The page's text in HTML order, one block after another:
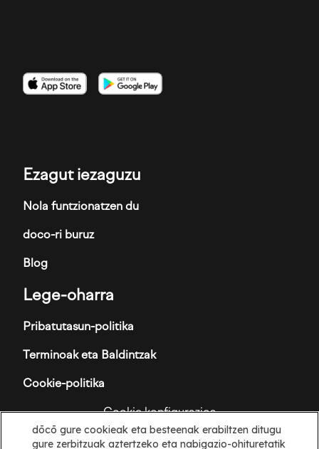
Irudia
Irudia Irudia
Ezagut iezaguzu
Nola funtzionatzen du
doco-ri buruz
Blog
Lege-oharra
Pribatutasun-politika
Terminoak eta Baldintzak
Cookie-politika
Cookie konfigurazioa
Informazioa
dōcō gure cookieak eta besteenak erabiltzen ditugu
gure zerbitzuak aztertzeko eta nabigazio-ohituretatik